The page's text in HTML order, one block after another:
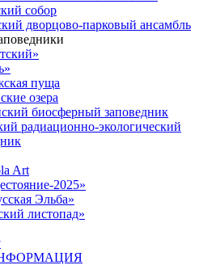
собор
дворцово-парковый ансамбль
пуща
озера
биосферный заповедник
радиационно-экологический
Art
2025»
Эльба»
листопад»